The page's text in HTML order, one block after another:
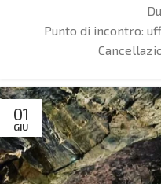
Punto di incontro:
01
GIU